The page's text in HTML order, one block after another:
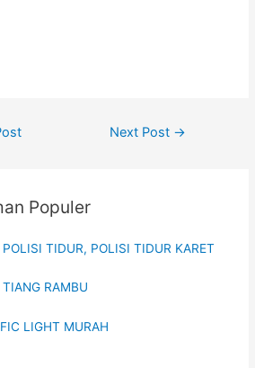
Next Post →
Populer
TIDUR, POLISI TIDUR KARET
RAMBU
LIGHT MURAH